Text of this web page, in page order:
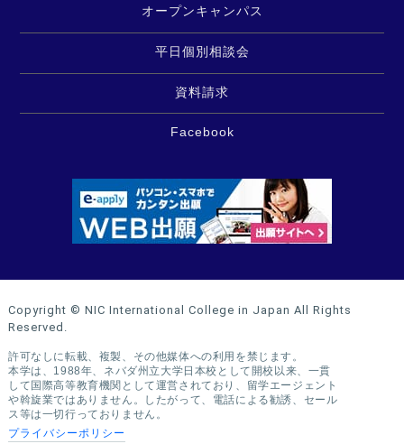
オープンキャンパス
平日個別相談会
資料請求
Facebook
Copyright © NIC International College in Japan All Rights
Reserved.
許可なしに転載、複製、その他媒体への利用を禁じます。
本学は、1988年、ネバダ州立大学日本校として開校以来、一貫
して国際高等教育機関として運営されており、留学エージェント
や斡旋業ではありません。したがって、電話による勧誘、セール
ス等は一切行っておりません。
プライバシーポリシー